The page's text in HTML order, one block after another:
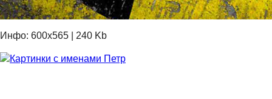
Инфо: 600х565 | 240 Kb